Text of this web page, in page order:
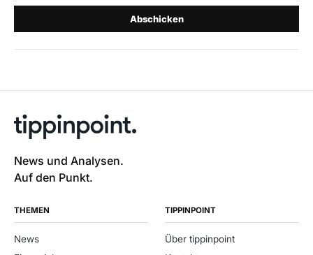
Abschicken
News und Analysen.
Auf den Punkt.
THEMEN
News
TIPPINPOINT
Über tippinpoint